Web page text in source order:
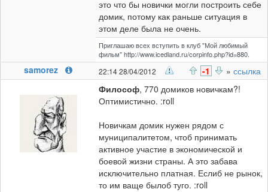
это что бы новички могли построить себе
домик, потому как раньше ситуация в
этом деле была не очень.
Приглашаю всех вступить в клуб "Мой любимый
фильм" http://www.icedland.ru/corpinfo.php?id=880.
samorez 22:14 28/04/2012 -1 » ссылка
Философ, 770 домиков новичкам?!
Оптимистично. :roll
Новичкам домик нужен рядом с
муниципалитетом, чтоб принимать
активное участие в экономической и
боевой жизни страны. А это забава
исключительно платная. Еслиб не рынок,
то им ваще былоб туго. :roll